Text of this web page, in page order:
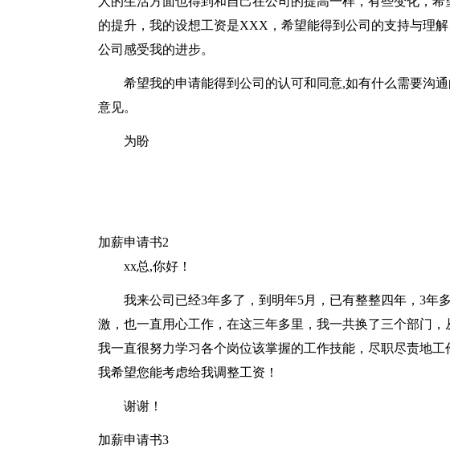
的提升，我的设想工资是XXX，希望能得到公司的支持与理
公司感受我的进步。
希望我的申请能得到公司的认可和同意,如有什么需要沟
意见。
为盼
加薪申请书2
xx总,你好！
我来公司已经3年多了，到明年5月，已有整整四年，3年
激，也一直用心工作，在这三年多里，我一共换了三个部门，
我一直很努力学习各个岗位该掌握的工作技能，尽职尽责地工
我希望您能考虑给我调整工资！
谢谢！
加薪申请书3